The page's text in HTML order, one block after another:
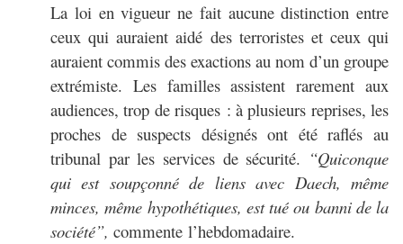
La loi en vigueur ne fait aucune distinction entre
ceux qui auraient aidé des terroristes et ceux qui
auraient commis des exactions au nom d’un groupe
extrémiste. Les familles assistent rarement aux
audiences, trop de risques : à plusieurs reprises, les
proches de suspects désignés ont été raflés au
tribunal par les services de sécurité. “Quiconque
qui est soupçonné de liens avec Daech, même
minces, même hypothétiques, est tué ou banni de la
société”, commente l’hebdomadaire.